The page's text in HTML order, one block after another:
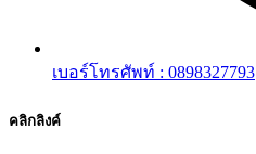
เบอร์โทรศัพท์ : 0898327793
คลิกลิงค์